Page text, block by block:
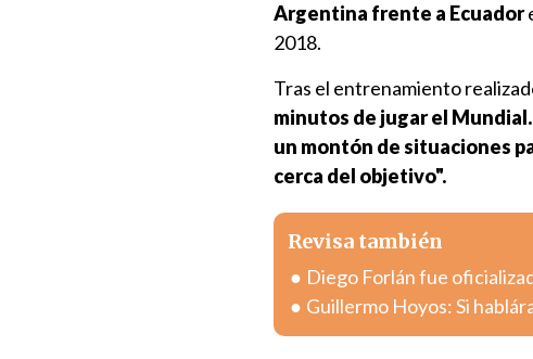
Argentina frente a Ecuador
2018.
Tras el entrenamiento
minutos de jugar el
un montón de situaciones
cerca del objetivo".
Revisa también
Diego Forlán fue
Guillermo Hoyos: Si